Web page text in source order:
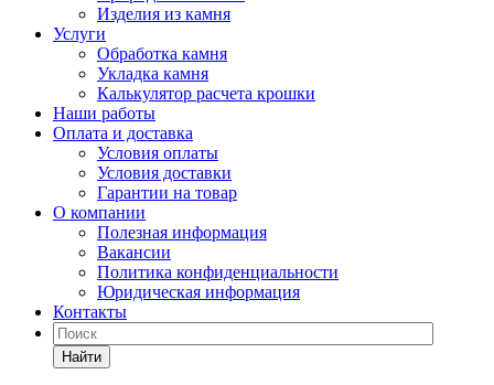
Изделия из камня
Услуги
Обработка камня
Укладка камня
Калькулятор расчета крошки
Наши работы
Оплата и доставка
Условия оплаты
Условия доставки
Гарантии на товар
О компании
Полезная информация
Вакансии
Политика конфиденциальности
Юридическая информация
Контакты
Найти